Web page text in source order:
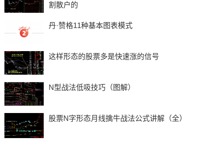
割散户的
丹·赞格11种基本图表模式
这样形态的股票多是快速涨的信号
N型战法低吸技巧（图解）
股票N字形态月线擒牛战法公式讲解（全）